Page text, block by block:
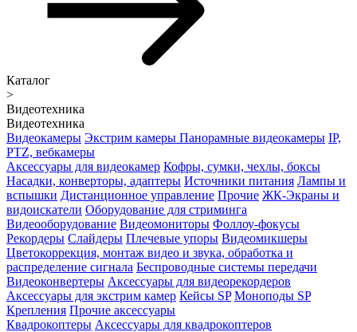
Каталог
>
Видеотехника
Видеотехника
Видеокамеры Экстрим камеры Панорамные видеокамеры IP,
PTZ, вебкамеры
Аксессуары для видеокамер Кофры, сумки, чехлы, боксы
Насадки, конверторы, адаптеры Источники питания Лампы и
вспышки Дистанционное управление Прочие ЖК-Экраны и
видоискатели Оборудование для стриминга
Видеооборудование Видеомониторы Фоллоу-фокусы
Рекордеры Слайдеры Плечевые упоры Видеомикшеры
Цветокоррекция, монтаж видео и звука, обработка и
распределение сигнала Беспроводные системы передачи
Видеоконвертеры Аксессуары для видеорекордеров
Аксессуары для экстрим камер Кейсы SP Моноподы SP
Крепления Прочие аксессуары
Квадрокоптеры Аксессуары для квадрокоптеров